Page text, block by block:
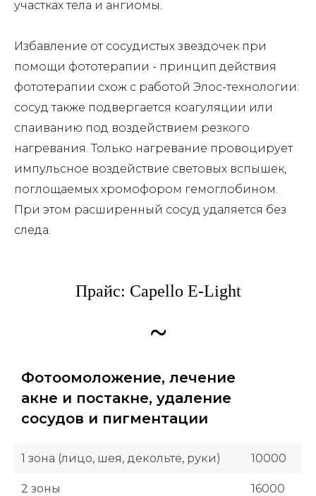
участках тела и ангиомы.
Избавление от сосудистых звездочек при
помощи фототерапии - принцип действия
фототерапии схож с работой Элос-технологии:
сосуд также подвергается коагуляции или
спаиванию под воздействием резкого
нагревания. Только нагревание провоцирует
импульсное воздействие световых вспышек,
поглощаемых хромофором гемоглобином.
При этом расширенный сосуд удаляется без
следа.
Прайс: Capello E-Light
~
Фотоомоложение, лечение
акне и постакне, удаление
сосудов и пигментации
1 зона (лицо, шея, декольте, руки) 10000
2 зоны 16000